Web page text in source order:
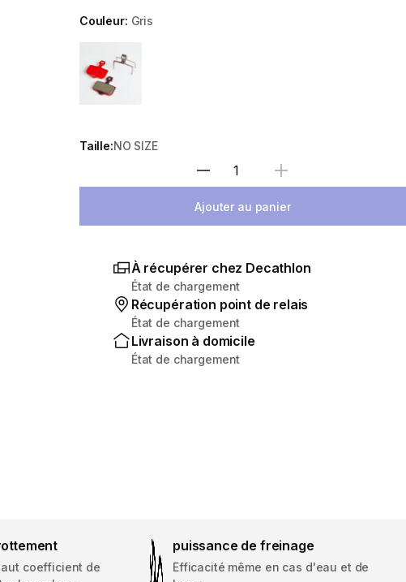
Couleur: Gris
Choose a variant
Taille:NO SIZE
Sélectionnez la quantité
Ajouter au panier
À récupérer chez Decathlon
État de chargement
Récupération point de relais
État de chargement
Livraison à domicile
État de chargement
coefficient de
puissance de freinage
Efficacité même en cas d'eau et de